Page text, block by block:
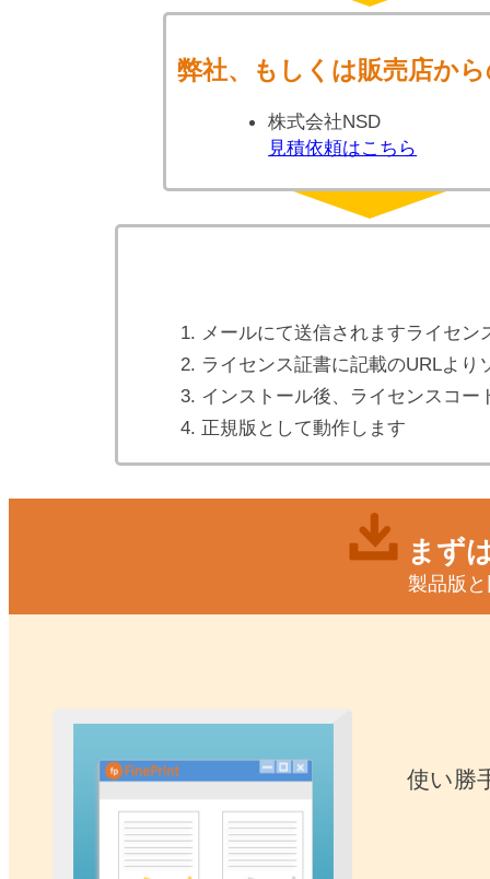
弊社、もしくは販売店か
株式会社NSD
見積依頼はこちら
メールにて送信されますライセ
ライセンス証書に記載のURLよ
インストール後、ライセンスコー
正規版として動作します
まず
製品版
使い勝